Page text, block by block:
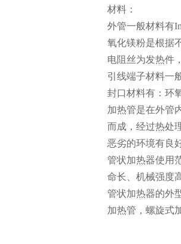
材料：
外管一般材料有
氧化镁粉是根据
电阻丝为发热件
引线端子材料一
封口材料有：环
加热管是在外管
而成，经过热处
恶劣的环境有良
管状加热器使用
命长、机械强度
管状加热器的外
加热管，螺旋式